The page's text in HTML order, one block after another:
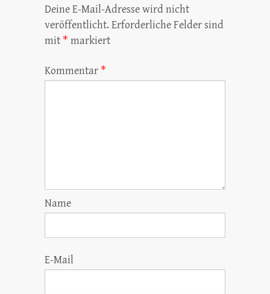
Deine E-Mail-Adresse wird nicht
veröffentlicht. Erforderliche Felder sind
mit * markiert
Kommentar *
Name
E-Mail